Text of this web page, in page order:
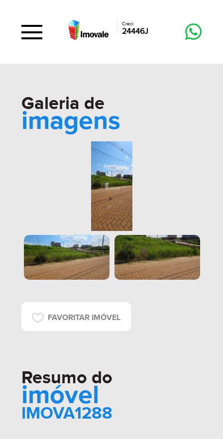
Creci
24446J
Galeria de
imagens
FAVORITAR IMÓVEL
Resumo do
imóvel
IMOVA1288